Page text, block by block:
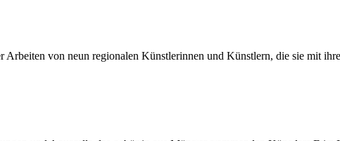
von neun regionalen Künstlerinnen und Künstlern, die sie mit